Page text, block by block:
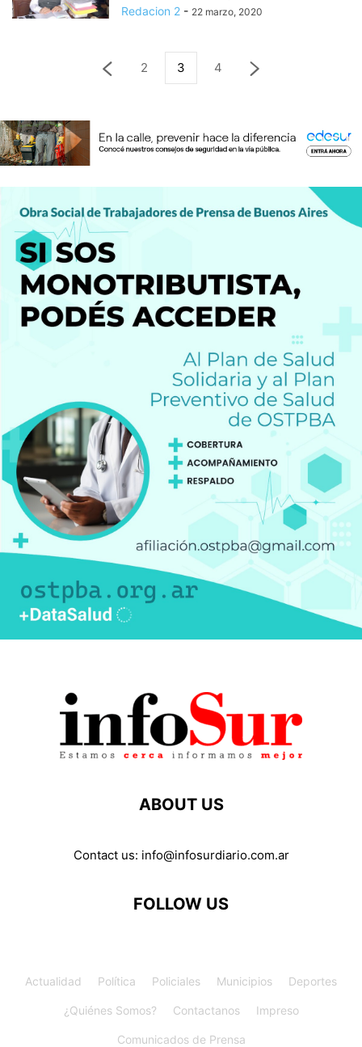
Redacion 2 - 22 marzo, 2020
2 3 4
ABOUT US
Contact us: info@infosurdiario.com.ar
FOLLOW US
Actualidad Política Policiales Municipios Deportes
¿Quiénes Somos? Contactanos Impreso
Comunicados de Prensa